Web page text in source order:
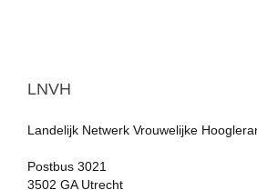
LNVH
Landelijk Netwerk Vrouwelijke
Postbus 3021
3502 GA Utrecht